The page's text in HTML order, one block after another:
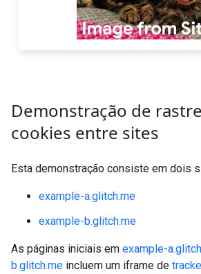
Demonstração de
cookies entre sites
Esta demonstração consiste em dois
example-a.glitch.me
example-b.glitch.me
As páginas iniciais em example-
b.glitch.me incluem um iframe de